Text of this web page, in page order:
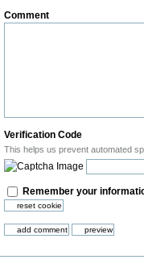
Comment
Verification Code
This helps us prevent automated
Remember your